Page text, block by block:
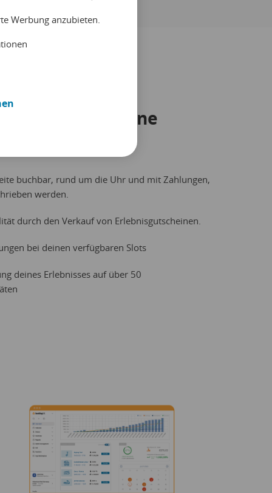
steigere deine
buchbar, rund um die Uhr und mit Zahlungen,
werden.
durch den Verkauf von Erlebnisgutscheinen.
bei deinen verfügbaren Slots
deines Erlebnisses auf über 50
Werbung anzubieten.